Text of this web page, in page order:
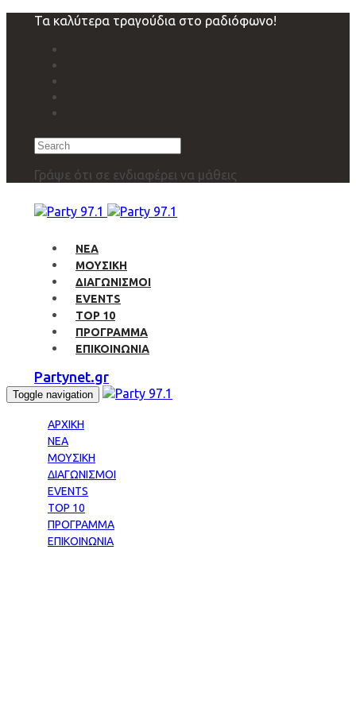
navigation
Τα καλύτερα τραγούδια στο ραδιόφωνο!
Search
Γράψε ότι σε ενδιαφέρει να μάθεις
ΝΕΑ
ΜΟΥΣΙΚΗ
ΔΙΑΓΩΝΙΣΜΟΙ
EVENTS
TOP 10
ΠΡΟΓΡΑΜΜΑ
ΕΠΙΚΟΙΝΩΝΙΑ
Partynet.gr
Toggle navigation
ΑΡΧΙΚΗ
ΝΕΑ
ΜΟΥΣΙΚΗ
ΔΙΑΓΩΝΙΣΜΟΙ
EVENTS
TOP 10
ΠΡΟΓΡΑΜΜΑ
ΕΠΙΚΟΙΝΩΝΙΑ